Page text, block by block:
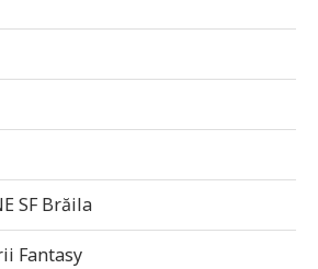
SF Brăila
Fantasy